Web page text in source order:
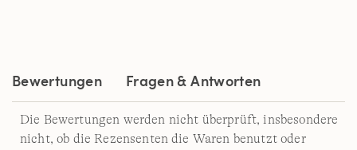
Bewertungen Fragen & Antworten
Die Bewertungen werden nicht überprüft, insbesondere
nicht, ob die Rezensenten die Waren benutzt oder